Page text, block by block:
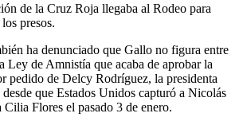
de la Cruz Roja llegaba al Rodeo para
presos.
ha denunciado que Gallo no figura entre
Ley de Amnistía que acaba de aprobar la
pedido de Delcy Rodríguez, la presidenta
que Estados Unidos capturó a Nicolás
Cilia Flores el pasado 3 de enero.